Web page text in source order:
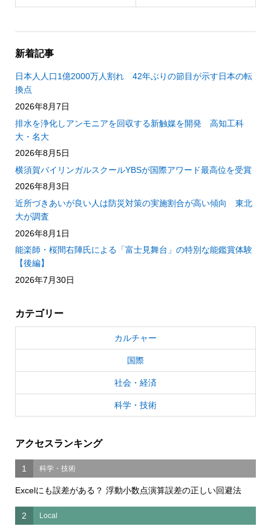
新着記事
日本人人口1億2000万人割れ 42年ぶりの節目が示す日本の転
換点
2026年8月7日
排水を浄化しアンモニアを回収する新触媒を開発 高知工科
大・名大
2026年8月5日
横須賀バイリンガルスクールYBSが国際アワード最高位を受賞
2026年8月3日
近所づきあいが良い人は防災対策の実施割合が高い傾向 東北
大が調査
2026年8月1日
能楽師・桜間右陣氏による「富士見舞台」の特別な能鑑賞体験
【後編】
2026年7月30日
カテゴリー
カルチャー
国際
社会・経済
科学・技術
アクセスランキング
1 科学・技術
Excelにも誤差がある？ 浮動小数点演算誤差の正しい回避法
2 Local